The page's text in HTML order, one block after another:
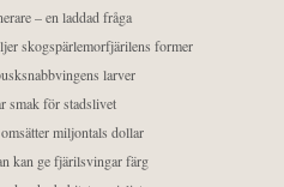
– en laddad fråga
skogspärlemorfjärilens former
larver
smak för stadslivet
miljontals dollar
kan ge fjärilsvingar färg